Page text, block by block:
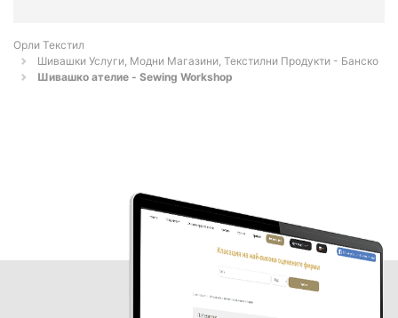
Орли Текстил
Шивашки Услуги, Модни Магазини, Текстилни Продукти - Банско
Шивашко ателие - Sewing Workshop